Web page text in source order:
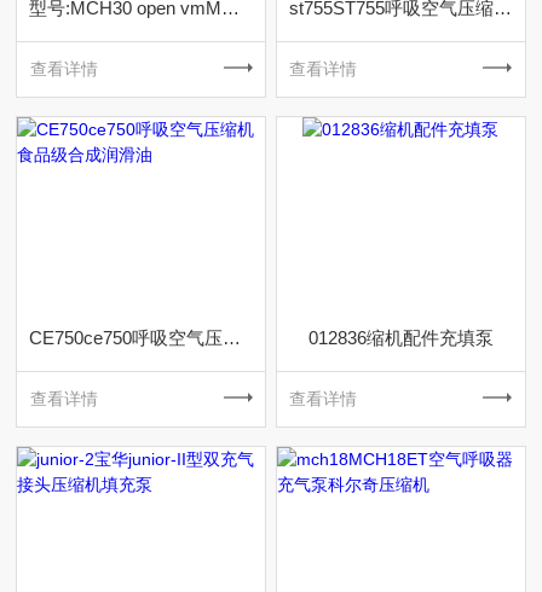
型号:MCH30 open vmMCH30固定式呼吸器填充泵
查看详情
st755ST755呼吸空气压缩机食品级合成润滑油
查看详情
CE750ce750呼吸空气压缩机食品级合成润滑油
查看详情
012836缩机配件充填泵
查看详情